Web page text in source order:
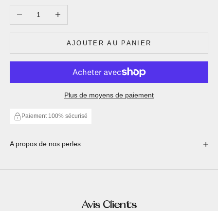
AJOUTER AU PANIER
Plus de moyens de paiement
Paiement 100% sécurisé
A propos de nos perles
Avis Clients